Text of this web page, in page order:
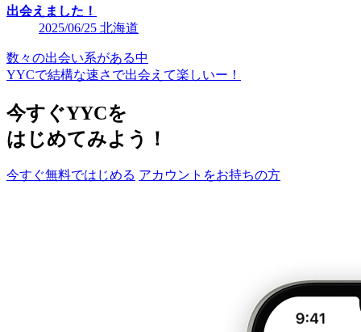
出会えました！
2025/06/25 北海道
数々の出会い系がある中
YYCで結構な速さで出会えて楽しいー！
今すぐYYCを
はじめてみよう！
今すぐ無料ではじめる アカウントをお持ちの方